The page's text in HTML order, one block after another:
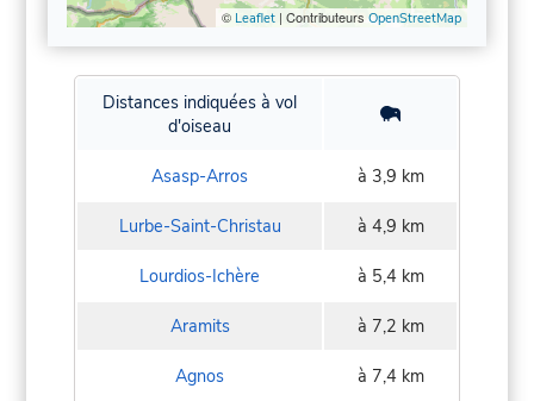
© Leaflet| Contributeurs OpenStreetMap
Distances indiquées à vol
d'oiseau
Asasp-Arros à 3,9 km
Lurbe-Saint-Christau à 4,9 km
Lourdios-Ichère à 5,4 km
Aramits à 7,2 km
Agnos à 7,4 km